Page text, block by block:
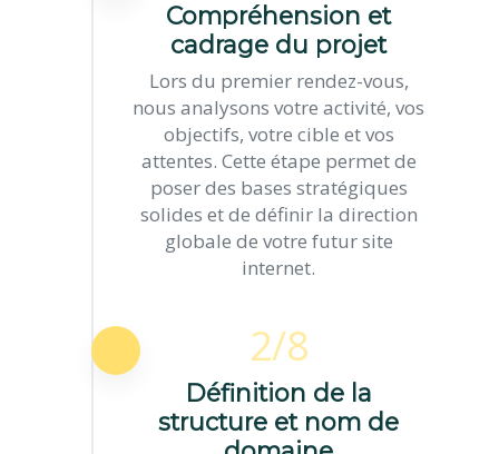
Compréhension et
cadrage du projet
Lors du premier rendez-vous,
nous analysons votre activité, vos
objectifs, votre cible et vos
attentes. Cette étape permet de
poser des bases stratégiques
solides et de définir la direction
globale de votre futur site
internet.
2/8
Définition de la
structure et nom de